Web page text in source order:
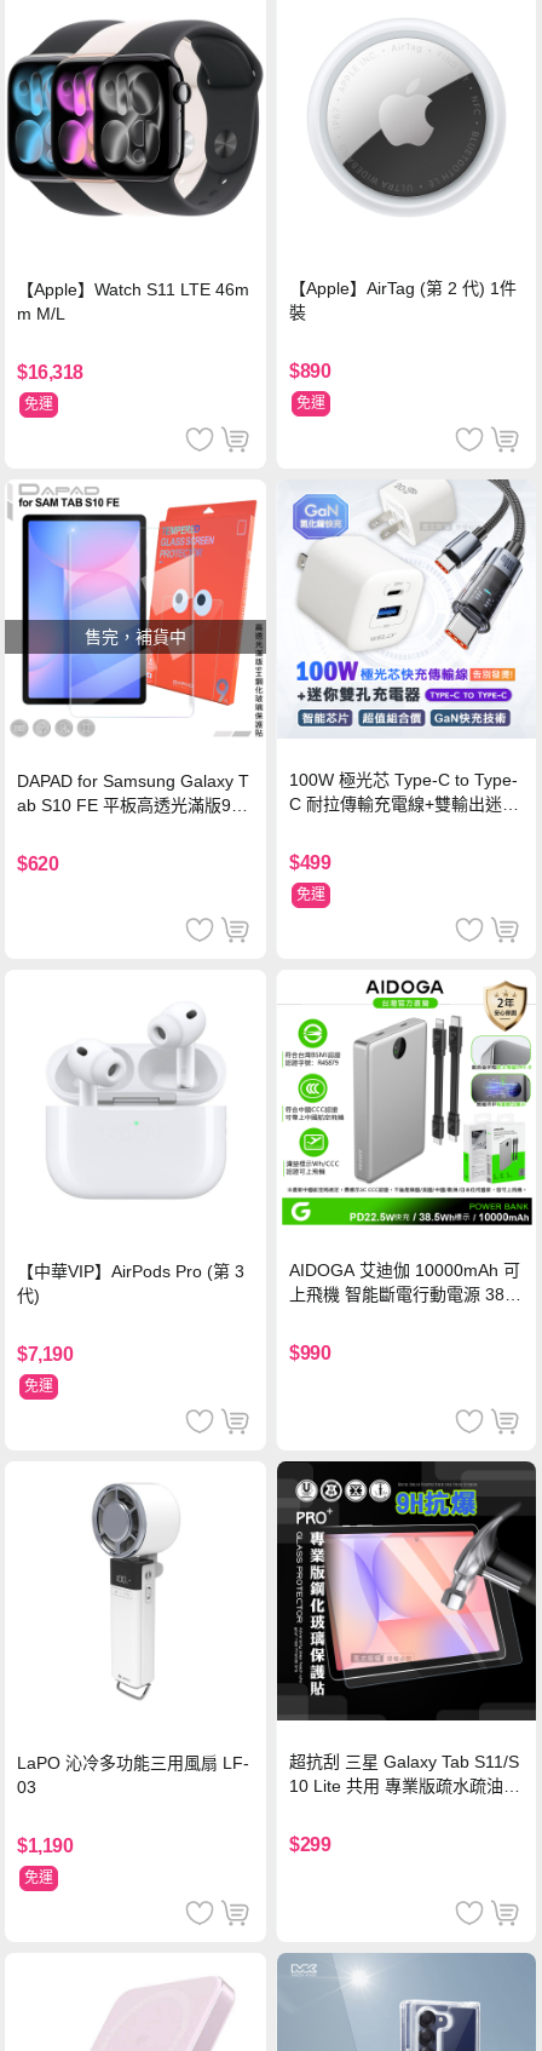
【Apple】Watch S11 LTE 46m
m M/L
$16,318
免運
【Apple】AirTag (第 2 代) 1件
裝
$890
免運
售完，補貨中
DAPAD for Samsung Galaxy T
ab S10 FE 平板高透光滿版9H
$620
100W 極光芯 Type-C to Type-
C 耐拉傳輸充電線+雙輸出迷你
$499
免運
【中華VIP】AirPods Pro (第 3
代)
$7,190
免運
AIDOGA 艾迪伽 10000mAh 可
上飛機 智能斷電行動電源 38.5
灣BSMI/中國CCC/歐美CE/FCC
認證
$990
LaPO 沁冷多功能三用風扇 LF-
03
$1,190
免運
超抗刮 三星 Galaxy Tab S11/S
10 Lite 共用 專業版疏水疏油9
$299